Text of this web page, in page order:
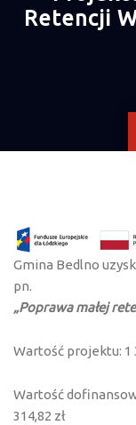
Retencji
Gmina Bedlno
pn.
„Poprawa małej
Wartość projektu: 1
Wartość
314,82 zł